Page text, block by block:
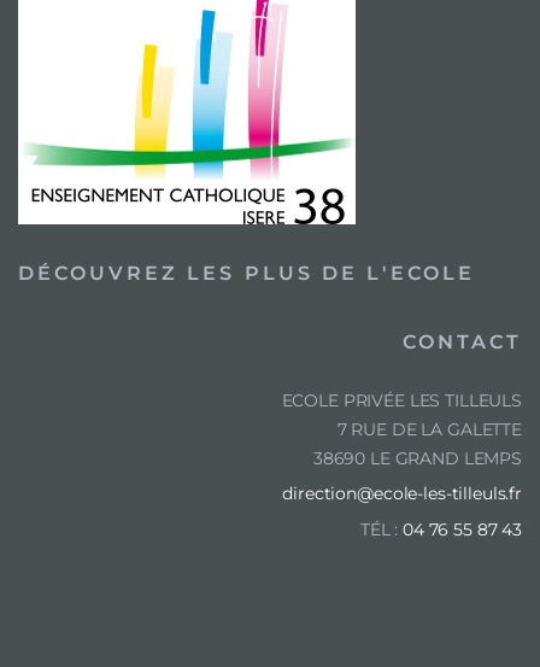
DÉCOUVREZ LES PLUS DE L'ECOLE
CONTACT
ECOLE PRIVÉE LES TILLEULS
7 RUE DE LA GALETTE
38690 LE GRAND LEMPS
direction@ecole-les-tilleuls.fr
TÉL : 04 76 55 87 43